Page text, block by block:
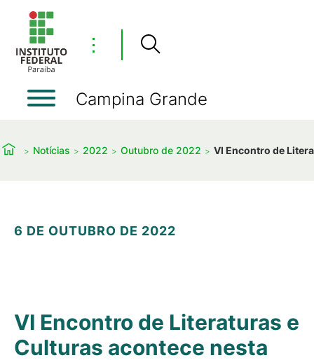
⋮
Campina Grande
Notícias 2022 Outubro de 2022 VI Encontro de
6 DE OUTUBRO DE 2022
VI Encontro de Literaturas e
Culturas acontece nesta